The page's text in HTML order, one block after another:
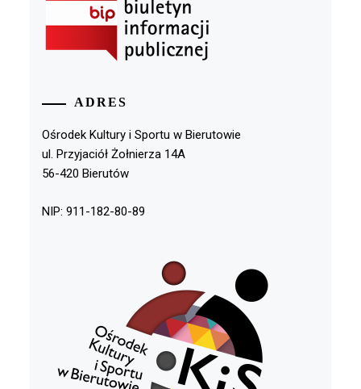
ADRES
Ośrodek Kultury i Sportu w Bierutowie
ul. Przyjaciół Żołnierza 14A
56-420 Bierutów
NIP: 911-182-80-89